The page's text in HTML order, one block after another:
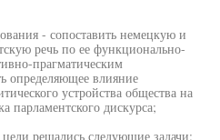
- сопоставить немецкую и
речь по ее функционально-
прагматическим
определяющее влияние
устройства общества на
парламентского дискурса;
решались следующие задачи: